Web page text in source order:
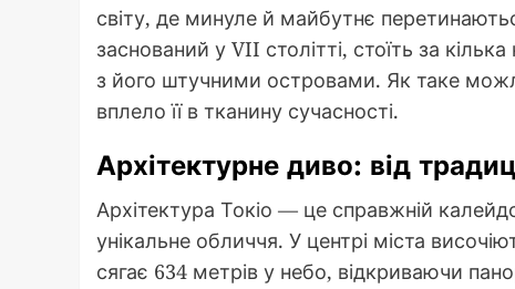
світу, де минуле й майбутнє
заснований у VII столітті, стоїть за
з його штучними островами. Як таке
вплело її в тканину сучасності.
Архітектурне диво: від
Архітектура Токіо — це справжній
унікальне обличчя. У центрі міста
сягає 634 метрів у небо, відкриваючи